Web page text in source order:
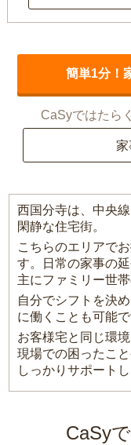
簡単1分！
CaSyではたら
家
西国分寺は、中央
閑静な住宅街。
こちらのエリアで
す。日常の家事の
主にファミリー世
自分でシフトを決
に働くことも可能で
お客様宅と同じ環
現場での困ったこ
しっかりサポートし
CaSy